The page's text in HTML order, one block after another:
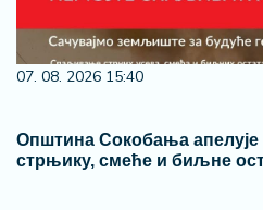
07. 08. 2026 15:40
Општина Сокобања апелује
стрњику, смеће и биљне